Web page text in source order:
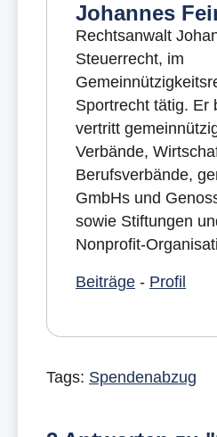
Johannes
Rechtsanwalt
Steuerrecht, im
Sportrecht tätig. Er
vertritt
Verbände,
Berufsverbände,
GmbHs und
sowie Stiftungen
Nonprofit-
Beiträge - Profil
Tags: Spendenabzug